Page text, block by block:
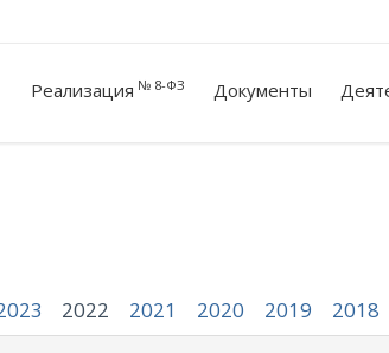
Реализация № 8-ФЗ Документы
2022 2021 2020 2019 2018